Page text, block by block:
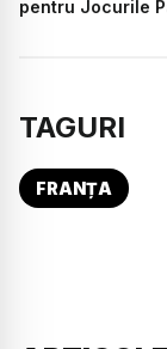
pentru Jocurile
TAGURI
FRANȚA